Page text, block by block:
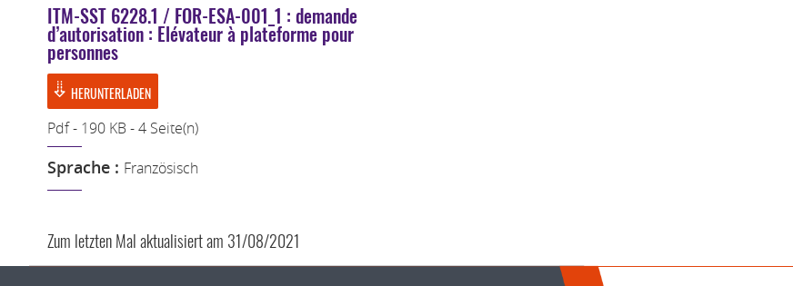
ITM-SST 6228.1 / FOR-ESA-001_1 : demande
d’autorisation : Elévateur à plateforme pour
personnes
Sprache : Französisch
Pdf - 190 KB - 4 Seite(n)
HERUNTERLADEN
Zum letzten Mal aktualisiert am 31/08/2021